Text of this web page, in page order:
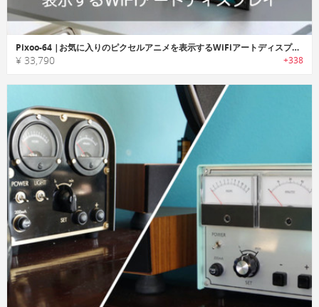
Pixoo-64 |お気に入りのピクセルアニメを表示するWiFiアートディスプレイ「ピクソー64」
¥ 33,790 +338